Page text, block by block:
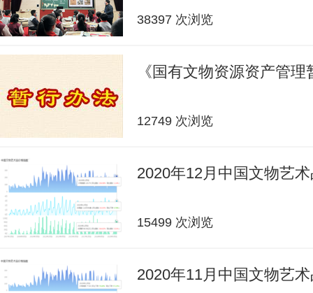
38397 次浏览
《国有文物资源资产管
12749 次浏览
2020年12月中国文物艺
15499 次浏览
2020年11月中国文物艺